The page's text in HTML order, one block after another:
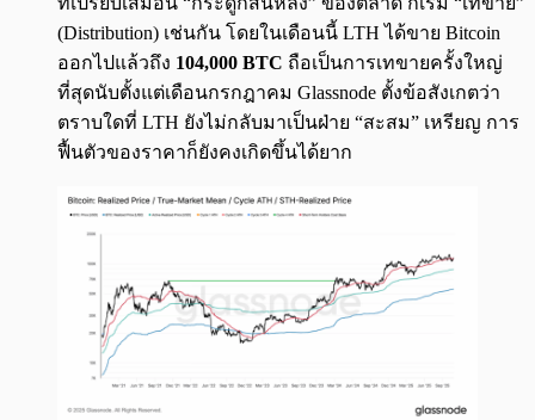
(Distribution) เช่นกัน โดยในเดือนนี้ LTH ได้ขาย Bitcoin
ออกไปแล้วถึง 104,000 BTC ถือเป็นการเทขายครั้งใหญ่
ที่สุดนับตั้งแต่เดือนกรกฎาคม Glassnode ตั้งข้อสังเกตว่า
ตราบใดที่ LTH ยังไม่กลับมาเป็นฝ่าย “สะสม” เหรียญ การ
ฟื้นตัวของราคาก็ยังคงเกิดขึ้นได้ยาก